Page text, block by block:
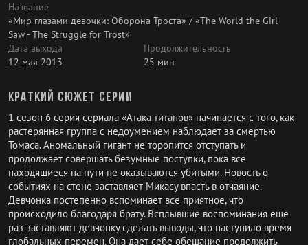
Название
«Мир глазами девочки: Оборона Троста» / «The World the Girl
Saw - The Struggle for Trost»
Дата выхода
12 мая 2013
Продолжительность
25 мин
Краткий сюжет серии
1 сезон 6 серия сериала «Атака титанов» начинается с того, как
растерянная группа с недоумением наблюдает за смертью
Томаса. Аномальный гигант не торопится отступать и
продолжает совершать безумные поступки, пока все
находящиеся на пути не оказываются убитыми. Новость о
событиях на стене заставляет Микасу впасть в отчаяние.
Девчонка постепенно вспоминает все приятное, что
происходило благодаря брату. Всплывшие воспоминания еще
раз заставляют девчонку сделать выводы, что наступило время
глобальных перемен. Она дает себе обещание продолжить